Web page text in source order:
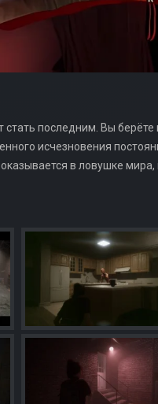
стать последним. Вы берёте
исчезновения
в ловушке мира,